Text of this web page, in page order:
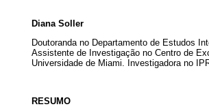
Diana Soller
Doutoranda no Departamento de Estudos
Assistente de Investigação no Centro de
Universidade de Miami. Investigadora no
RESUMO